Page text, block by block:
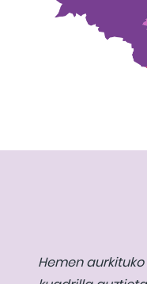
Hemen